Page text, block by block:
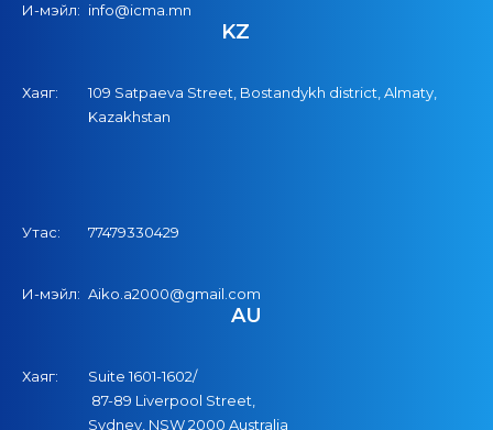
И-мэйл: info@icma.mn
KZ
Хаяг:
109 Satpaeva Street, Bostandykh district, Almaty,
Kazakhstan
Утас: 77479330429
И-мэйл: Aiko.a2000@gmail.com
AU
Хаяг:
Suite 1601-1602/
87-89 Liverpool Street,
Sydney, NSW 2000 Australia